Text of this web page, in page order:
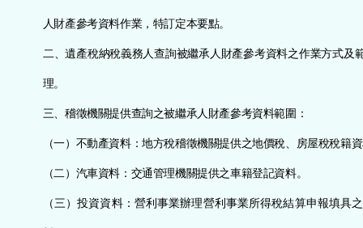
人財產參考資料作業，特訂定本要點。
二、遺產稅納稅義務人查詢被繼承人財產參考資料之作業方式及
理。
三、稽徵機關提供查詢之被繼承人財產參考資料範圍：
（一）不動產資料：地方稅稽徵機關提供之地價稅、房屋稅稅籍
（二）汽車資料：交通管理機關提供之車籍登記資料。
（三）投資資料：營利事業辦理營利事業所得稅結算申報填具